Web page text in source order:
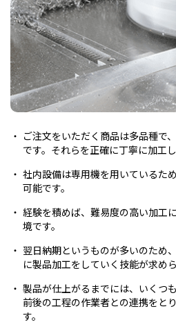
ご注文をいただく商品は多品種で
です。それらを正確に丁寧に加工し
社内設備は専用機を用いているた
可能です。
経験を積めば、難易度の高い加工
境です。
翌日納期というものが多いのため
に製品加工をしていく技能が求めら
製品が仕上がるまでには、いくつ
前後の工程の作業者との連携をと
す。